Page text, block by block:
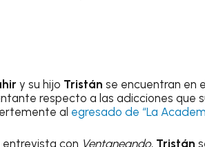
y su hijo Tristán se encuentran en
respecto a las adicciones que
al egresado de “La
entrevista con Ventaneando, Tristán